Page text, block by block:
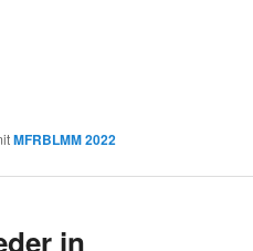
MFRBLMM 2022
in